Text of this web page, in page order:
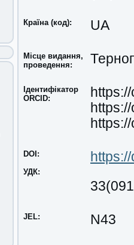
Країна (код): UA
Місце видання,
проведення:
Ідентифікатор
ORCID:
DOI:
УДК:
JEL: N43